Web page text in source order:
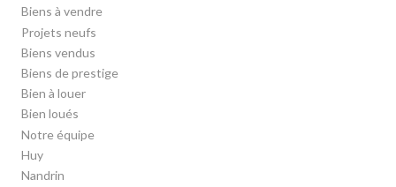
Biens à vendre
Projets neufs
Biens vendus
Biens de prestige
Bien à louer
Bien loués
Notre équipe
Huy
Nandrin